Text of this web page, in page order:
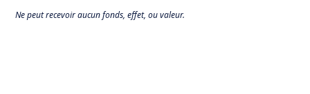
Ne peut recevoir aucun fonds, effet, ou valeur.